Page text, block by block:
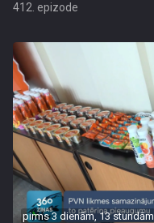
412. epizode
pirms 3 dienām, 13 stundām